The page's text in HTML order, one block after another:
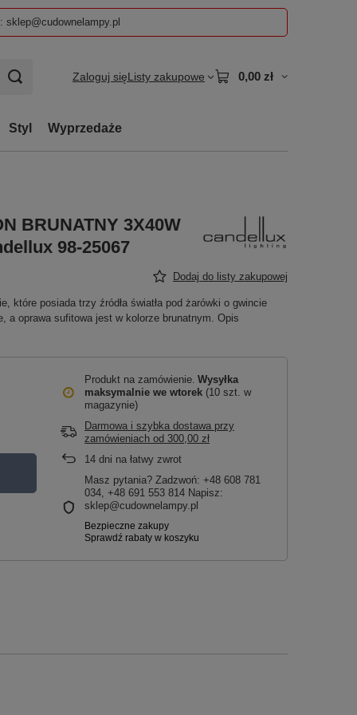
Zaloguj sięListy zakupowe 0,00 zł
Styl Wyprzedaże
BRUNATNY 3X40W
98-25067
Dodaj do listy zakupowej
które posiada trzy źródła światła pod żarówki o gwincie
a oprawa sufitowa jest w kolorze brunatnym. Opis
Produkt na zamówienie Wysyłka
maksymalnie we wtorek (10 szt. w
magazynie)
Darmowa i szybka dostawa przy
zamówieniach od 300,00 zł
14 dni na łatwy zwrot
Masz pytania? Zadzwoń: +48 608 781
034, +48 691 553 814 Napisz:
sklep@cudownelampy.pl